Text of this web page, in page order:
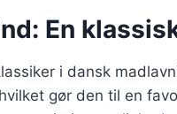
En
i dansk
gør den til en